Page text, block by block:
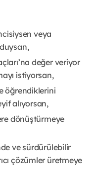
veya
değer veriyor
istiyorsan,
öğrendiklerini
alıyorsan,
dönüştürmeye
ve sürdürülebilir
çözümler üretmeye